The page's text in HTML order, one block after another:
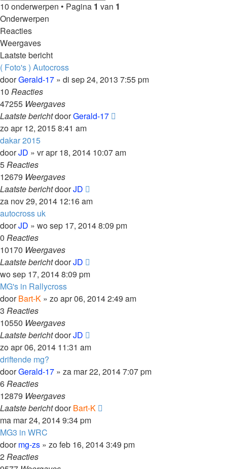
10 onderwerpen • Pagina 1 van 1
Onderwerpen
Reacties
Weergaves
Laatste bericht
( Foto's ) Autocross
doorGerald-17 » di sep 24, 2013 7:55 pm
10 Reacties
47255 Weergaves
Laatste berichtdoorGerald-17
zo apr 12, 2015 8:41 am
dakar 2015
doorJD » vr apr 18, 2014 10:07 am
5Reacties
12679 Weergaves
Laatste berichtdoorJD
za nov 29, 2014 12:16 am
autocross uk
doorJD » wo sep 17, 2014 8:09 pm
0 Reacties
10170 Weergaves
Laatste berichtdoorJD
wo sep 17, 2014 8:09 pm
MG's in Rallycross
doorBart-K » zo apr 06, 2014 2:49 am
3 Reacties
10550 Weergaves
Laatste berichtdoorJD
zo apr 06, 2014 11:31 am
driftende mg?
doorGerald-17 » za mar 22, 2014 7:07 pm
6Reacties
12879 Weergaves
Laatste berichtdoorBart-K
ma mar 24, 2014 9:34 pm
MG3 in WRC
doormg-zs » zo feb 16, 2014 3:49 pm
2Reacties